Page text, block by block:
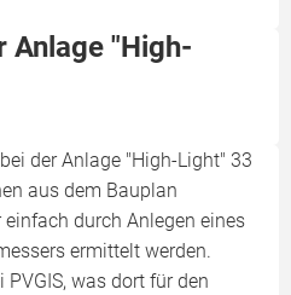
Anlage "High-
der Anlage "High-Light" 33
aus dem Bauplan
durch Anlegen eines
ermittelt werden.
was dort für den